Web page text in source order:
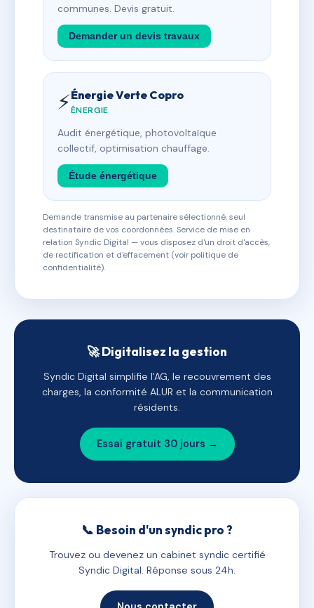
communes. Devis gratuit.
Demander un devis travaux
⚡Énergie Verte Copro
ÉNERGIE
Audit énergétique, photovoltaïque
collectif, optimisation chauffage.
Étude énergétique
Demande transmise au partenaire sélectionné, seul
destinataire de vos coordonnées. Service de mise en
relation Syndic Digital — vous disposez d'un droit d'accès,
de rectification et d'effacement (voir politique de
confidentialité).
🚀 Digitalisez la gestion
Syndic Digital simplifie l'AG, le recouvrement des
charges, la conformité ALUR et la communication
résidents.
Essai gratuit 30 jours →
📞 Besoin d'un syndic pro ?
Trouvez ou devenez un cabinet syndic certifié
Syndic Digital. Réponse sous 24h.